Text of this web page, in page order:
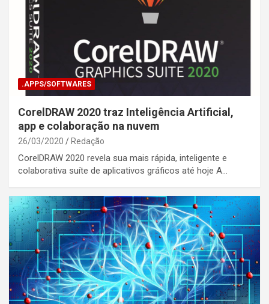
.APPS/SOFTWARES
CorelDRAW 2020 traz Inteligência Artificial,
app e colaboração na nuvem
26/03/2020 Redação
CorelDRAW 2020 revela sua mais rápida, inteligente e
colaborativa suíte de aplicativos gráficos até hoje A…